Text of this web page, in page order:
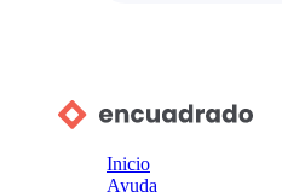
Inicio
Ayuda